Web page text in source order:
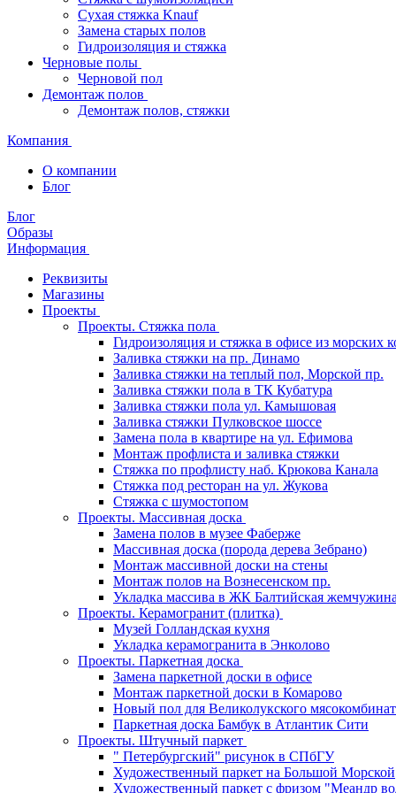
Сухая стяжка Knauf
Замена старых полов
Гидроизоляция и стяжка
Черновые полы
Черновой пол
Демонтаж полов
Демонтаж полов, стяжки
Компания
О компании
Блог
Блог
Образы
Информация
Реквизиты
Магазины
Проекты
Проекты. Стяжка пола
Гидроизоляция и стяжка в офисе из морских
Заливка стяжки на пр. Динамо
Заливка стяжки на теплый пол, Морской пр.
Заливка стяжки пола в ТК Кубатура
Заливка стяжки пола ул. Камышовая
Заливка стяжки Пулковское шоссе
Замена пола в квартире на ул. Ефимова
Монтаж профлиста и заливка стяжки
Стяжка по профлисту наб. Крюкова Канала
Стяжка под ресторан на ул. Жукова
Стяжка с шумостопом
Проекты. Массивная доска
Замена полов в музее Фаберже
Массивная доска (порода дерева Зебрано)
Монтаж массивной доски на стены
Монтаж полов на Вознесенском пр.
Укладка массива в ЖК Балтийская жемчужина
Проекты. Керамогранит (плитка)
Музей Голландская кухня
Укладка керамогранита в Энколово
Проекты. Паркетная доска
Замена паркетной доски в офисе
Монтаж паркетной доски в Комарово
Новый пол для Великолукского
Паркетная доска Бамбук в Атлантик Сити
Проекты. Штучный паркет
" Петербургский" рисунок в СПбГУ
Художественный паркет на Большой Морской
Художественный паркет с фризом "Меандр